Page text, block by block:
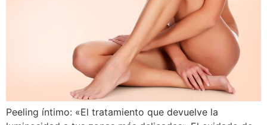
Peeling íntimo: «El tratamiento que devuelve la